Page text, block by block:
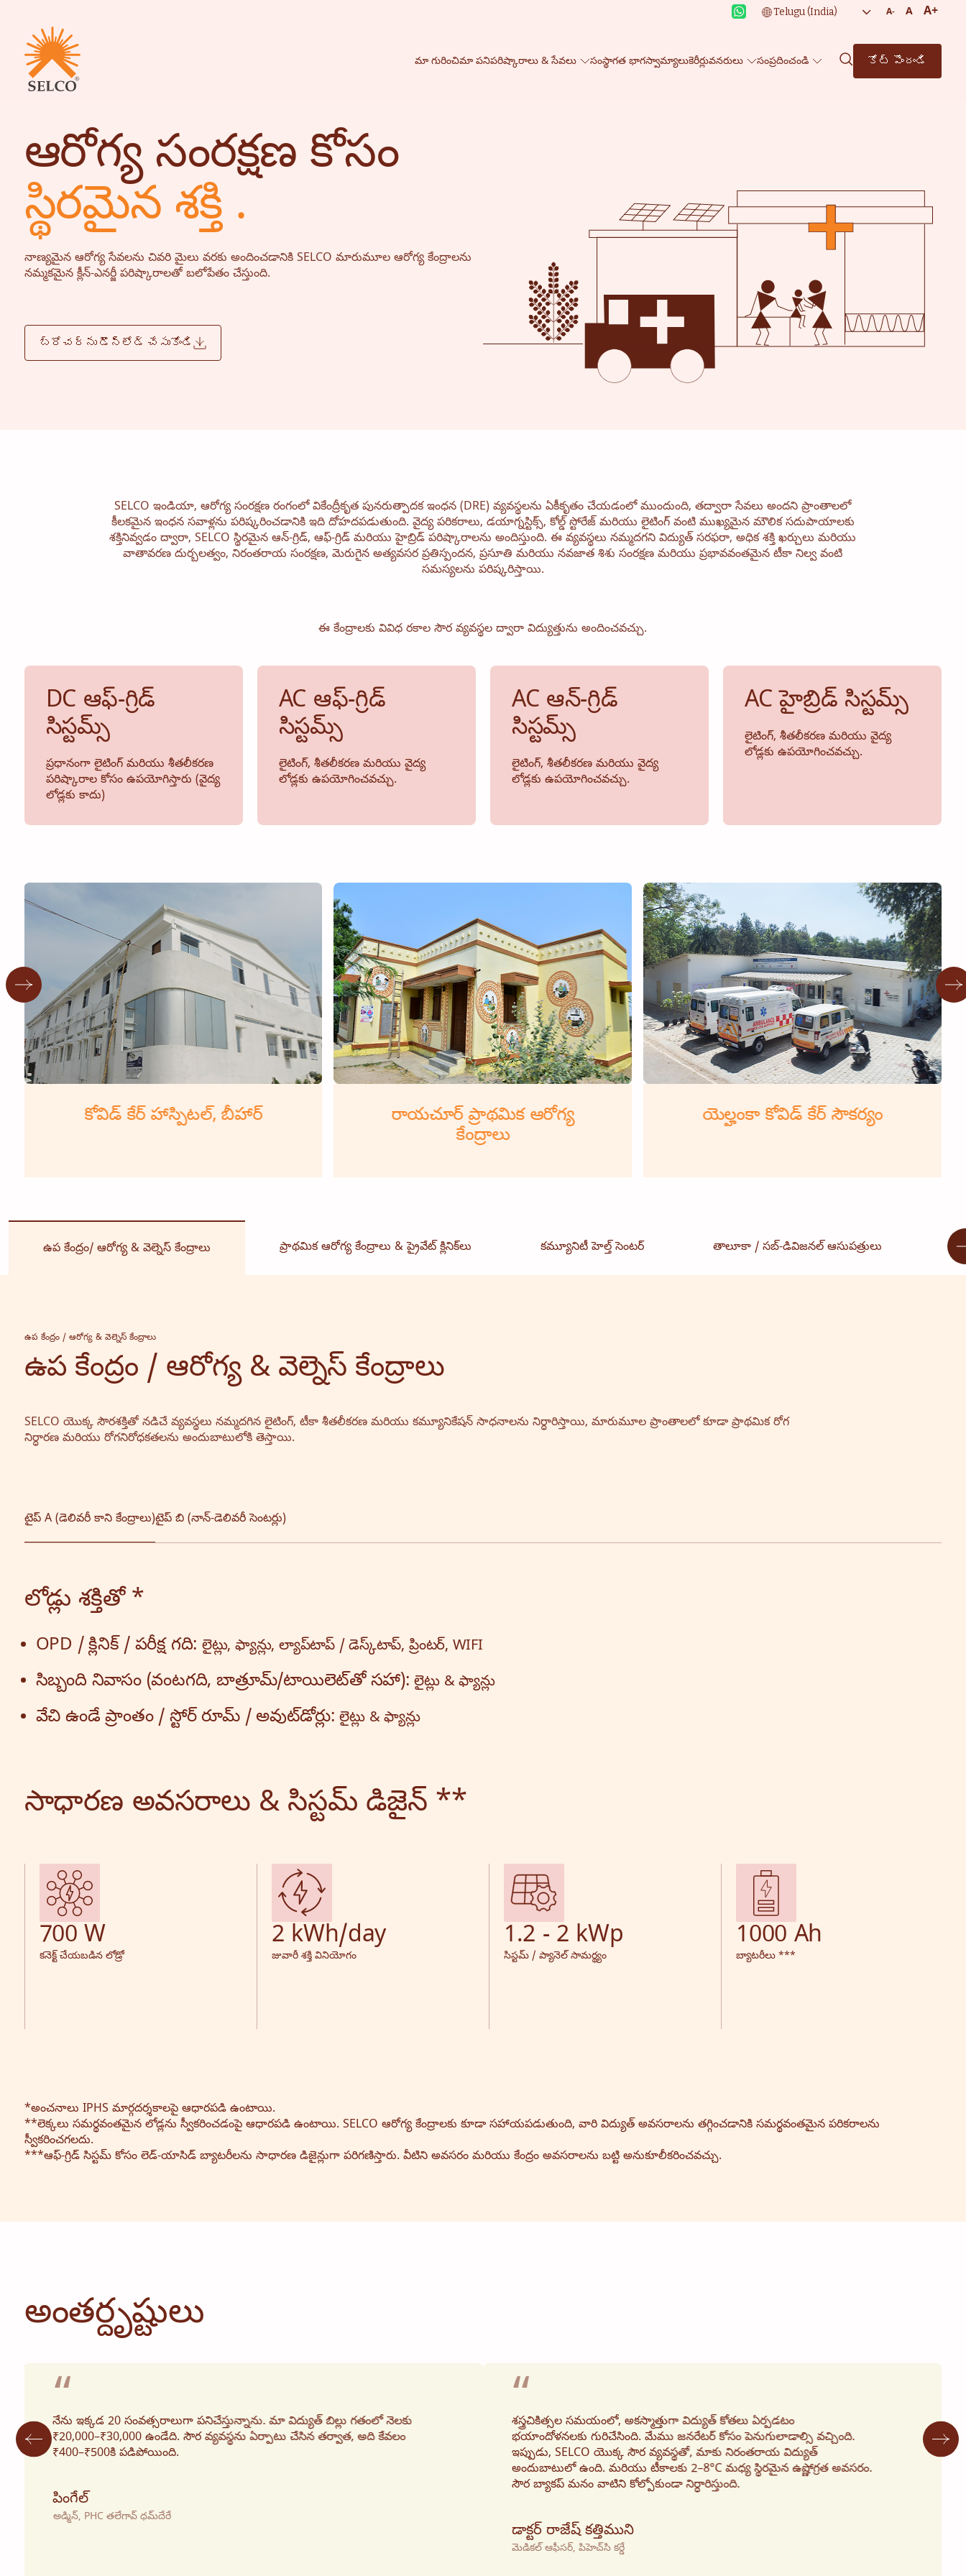
A- A A+
మా గురించిమా పనిపరిష్కారాలు & సేవలు సంస్థాగత భాగస్వామ్యాలుకెరీర్లువనరులు సంప్రదించండి కోట్ పొందండి
జీవనోపాధి ఆరోగ్య సంరక్షణ
విద్య సంస్థాగత సేవలు
కన్సల్టెన్సీ సేవ మరియు నిర్వహణ
ఆరోగ్య సంరక్షణ కోసం
స్థిరమైన శక్తి .
నాణ్యమైన ఆరోగ్య సేవలను చివరి మైలు వరకు అందించడానికి SELCO మారుమూల ఆరోగ్య కేంద్రాలను
నమ్మకమైన క్లీన్-ఎనర్జీ పరిష్కారాలతో బలోపేతం చేస్తుంది.
బ్రోచర్‌ను డౌన్‌లోడ్ చేసుకోండి
SELCO ఇండియా, ఆరోగ్య సంరక్షణ రంగంలో వికేంద్రీకృత పునరుత్పాదక ఇంధన (DRE) వ్యవస్థలను ఏకీకృతం చేయడంలో ముందుంది, తద్వారా సేవలు అందని ప్రాంతాలలో
కీలకమైన ఇంధన సవాళ్లను పరిష్కరించడానికి ఇది దోహదపడుతుంది. వైద్య పరికరాలు, డయాగ్నస్టిక్స్, కోల్డ్ స్టోరేజ్ మరియు లైటింగ్ వంటి ముఖ్యమైన మౌలిక సదుపాయాలకు
శక్తినివ్వడం ద్వారా, SELCO స్థిరమైన ఆన్-గ్రిడ్, ఆఫ్-గ్రిడ్ మరియు హైబ్రిడ్ పరిష్కారాలను అందిస్తుంది. ఈ వ్యవస్థలు నమ్మదగని విద్యుత్ సరఫరా, అధిక శక్తి ఖర్చులు మరియు
వాతావరణ దుర్బలత్వం, నిరంతరాయ సంరక్షణ, మెరుగైన అత్యవసర ప్రతిస్పందన, ప్రసూతి మరియు నవజాత శిశు సంరక్షణ మరియు ప్రభావవంతమైన టీకా నిల్వ వంటి
సమస్యలను పరిష్కరిస్తాయి.
ఈ కేంద్రాలకు వివిధ రకాల సౌర వ్యవస్థల ద్వారా విద్యుత్తును అందించవచ్చు.
DC ఆఫ్-గ్రిడ్
సిస్టమ్స్
ప్రధానంగా లైటింగ్ మరియు శీతలీకరణ
పరిష్కారాల కోసం ఉపయోగిస్తారు (వైద్య
లోడ్లకు కాదు)
AC ఆఫ్-గ్రిడ్
సిస్టమ్స్
లైటింగ్, శీతలీకరణ మరియు వైద్య
లోడ్లకు ఉపయోగించవచ్చు.
AC ఆన్-గ్రిడ్
సిస్టమ్స్
లైటింగ్, శీతలీకరణ మరియు వైద్య
లోడ్లకు ఉపయోగించవచ్చు.
AC హైబ్రిడ్ సిస్టమ్స్
లైటింగ్, శీతలీకరణ మరియు వైద్య
లోడ్లకు ఉపయోగించవచ్చు.
కోవిడ్ కేర్ హాస్పిటల్, బీహార్
రాయచూర్ ప్రాథమిక ఆరోగ్య
కేంద్రాలు
యెల్హంకా కోవిడ్ కేర్ సౌకర్యం
ఉప కేంద్రం/ ఆరోగ్య & వెల్నెస్ కేంద్రాలు ప్రాథమిక ఆరోగ్య కేంద్రాలు & ప్రైవేట్ క్లినిక్‌లు కమ్యూనిటీ హెల్త్ సెంటర్ తాలూకా / సబ్-డివిజనల్ ఆసుపత్రులు
ఉప కేంద్రం / ఆరోగ్య & వెల్నెస్ కేంద్రాలు
ఉప కేంద్రం / ఆరోగ్య & వెల్నెస్ కేంద్రాలు
SELCO యొక్క సౌరశక్తితో నడిచే వ్యవస్థలు నమ్మదగిన లైటింగ్, టీకా శీతలీకరణ మరియు కమ్యూనికేషన్ సాధనాలను నిర్ధారిస్తాయి, మారుమూల ప్రాంతాలలో కూడా ప్రాథమిక రోగ
నిర్ధారణ మరియు రోగనిరోధకతలను అందుబాటులోకి తెస్తాయి.
టైప్ A (డెలివరీ కాని కేంద్రాలు)టైప్ బి (నాన్-డెలివరీ సెంటర్లు)
లోడ్లు శక్తితో *
OPD / క్లినిక్ / పరీక్ష గది: లైట్లు, ఫ్యాన్లు, ల్యాప్‌టాప్ / డెస్క్‌టాప్, ప్రింటర్, WIFI
సిబ్బంది నివాసం (వంటగది, బాత్రూమ్/టాయిలెట్‌తో సహా):లైట్లు & ఫ్యాన్లు
వేచి ఉండే ప్రాంతం / స్టోర్ రూమ్ / అవుట్‌డోర్లు:లైట్లు & ఫ్యాన్లు
సాధారణ అవసరాలు & సిస్టమ్ డిజైన్ **
700 W
కనెక్ట్ చేయబడిన లోడ్రో
2 kWh/day
జువారీ శక్తి వినియోగం
1.2 - 2 kWp
సిస్టమ్ / ప్యానెల్ సామర్థ్యం
1000 Ah
బ్యాటరీలు ***
*అంచనాలు IPHS మార్గదర్శకాలపై ఆధారపడి ఉంటాయి.
**లెక్కలు సమర్థవంతమైన లోడ్లను స్వీకరించడంపై ఆధారపడి ఉంటాయి. SELCO ఆరోగ్య కేంద్రాలకు కూడా సహాయపడుతుంది, వారి విద్యుత్ అవసరాలను తగ్గించడానికి సమర్థవంతమైన పరికరాలను
స్వీకరించగలదు.
***ఆఫ్-గ్రిడ్ సిస్టమ్ కోసం లెడ్-యాసిడ్ బ్యాటరీలను సాధారణ డిజైన్లుగా పరిగణిస్తారు. వీటిని అవసరం మరియు కేంద్రం అవసరాలను బట్టి అనుకూలీకరించవచ్చు.
అంతర్దృష్టులు
“
నేను ఇక్కడ 20 సంవత్సరాలుగా పనిచేస్తున్నాను. మా విద్యుత్ బిల్లు గతంలో నెలకు
₹20,000–₹30,000 ఉండేది. సౌర వ్యవస్థను ఏర్పాటు చేసిన తర్వాత, అది కేవలం
₹400–₹500కి పడిపోయింది.
పింగేల్
అడ్మిన్, PHC తలేగావ్ ధమ్‌దేరే
“
శస్త్రచికిత్సల సమయంలో, అకస్మాత్తుగా విద్యుత్ కోతలు ఏర్పడటం
భయాందోళనలకు గురిచేసింది. మేము జనరేటర్ కోసం పెనుగులాడాల్సి వచ్చింది.
ఇప్పుడు, SELCO యొక్క సౌర వ్యవస్థతో, మాకు నిరంతరాయ విద్యుత్
అందుబాటులో ఉంది. మరియు టీకాలకు 2–8°C మధ్య స్థిరమైన ఉష్ణోగ్రత అవసరం.
సౌర బ్యాకప్ మనం వాటిని కోల్పోకుండా నిర్ధారిస్తుంది.
డాక్టర్ రాజేష్ కత్తిముని
మెడికల్ ఆఫీసర్, పిహెచ్‌సి కర్డే